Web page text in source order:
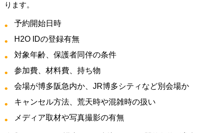
ります。
予約開始日時
H2O IDの登録有無
対象年齢、保護者同伴の条件
参加費、材料費、持ち物
会場が博多阪急内か、JR博多シティなど別会場か
キャンセル方法、荒天時や混雑時の扱い
メディア取材や写真撮影の有無